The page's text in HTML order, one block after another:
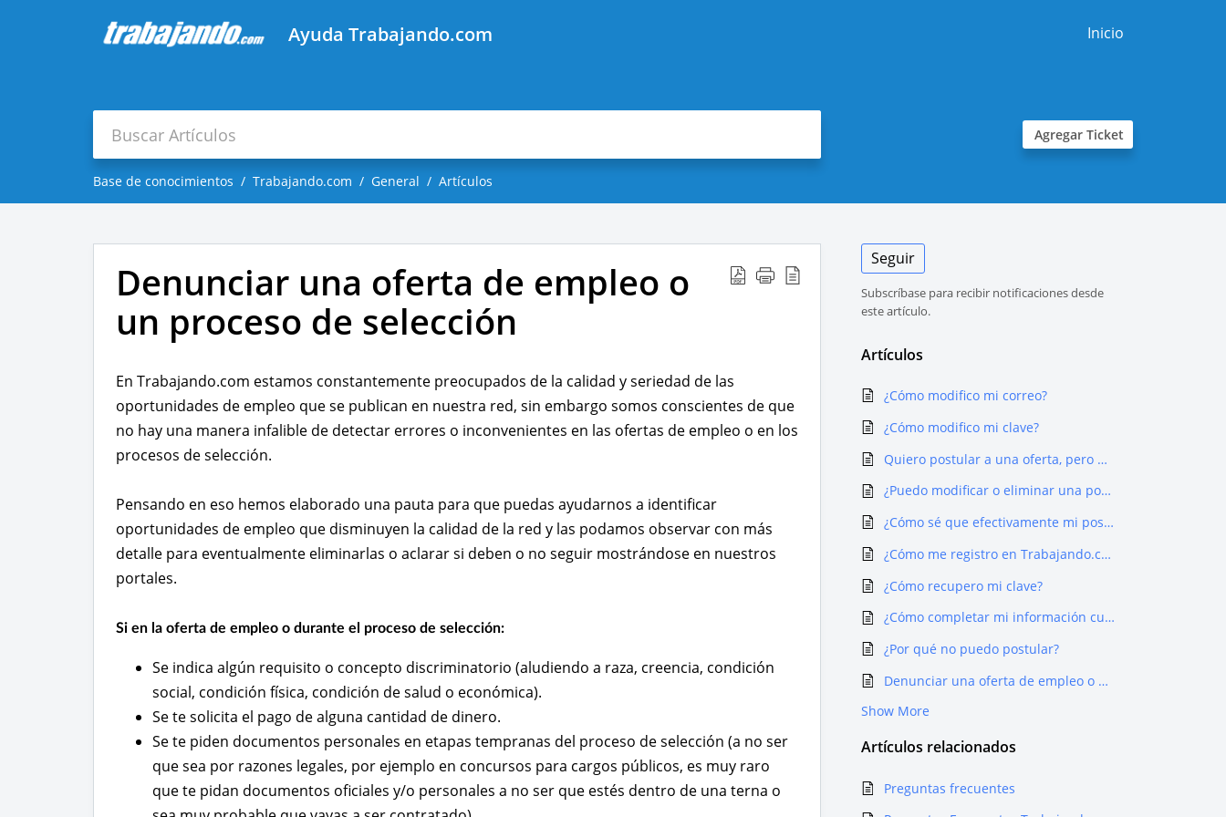
Ayuda Trabajando.com Inicio
Agregar Ticket
Base de conocimientos Trabajando.com General Artículos
Denunciar una oferta de empleo o
un proceso de selección
En Trabajando.com estamos constantemente preocupados de la calidad y seriedad de las
oportunidades de empleo que se publican en nuestra red, sin embargo somos conscientes de que
no hay una manera infalible de detectar errores o inconvenientes en las ofertas de empleo o en los
procesos de selección.
Pensando en eso hemos elaborado una pauta para que puedas ayudarnos a identificar
oportunidades de empleo que disminuyen la calidad de la red y las podamos observar con más
detalle para eventualmente eliminarlas o aclarar si deben o no seguir mostrándose en nuestros
portales.
Si en la oferta de empleo o durante el proceso de selección:
Se indica algún requisito o concepto discriminatorio (aludiendo a raza, creencia, condición
social, condición física, condición de salud o económica).
Se te solicita el pago de alguna cantidad de dinero.
Se te piden documentos personales en etapas tempranas del proceso de selección (a no ser
que sea por razones legales, por ejemplo en concursos para cargos públicos, es muy raro
que te pidan documentos oficiales y/o personales a no ser que estés dentro de una terna o
Seguir
Subscríbase para recibir notificaciones desde
este artículo.
Artículos
¿Cómo modifico mi correo?
¿Cómo modifico mi clave?
Quiero postular a una oferta, pero me dice que ya lo hice
¿Puedo modificar o eliminar una postulación?
¿Cómo sé que efectivamente mi postulación se hizo?
¿Cómo me registro en Trabajando.com?
¿Cómo recupero mi clave?
¿Cómo completar mi información curricular en trabajando.com?
¿Por qué no puedo postular?
Denunciar una oferta de empleo o un proceso de selección
Show More
Artículos relacionados
Preguntas frecuentes